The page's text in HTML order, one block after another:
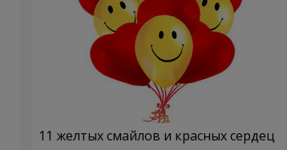
11 желтых смайлов и красных сердец